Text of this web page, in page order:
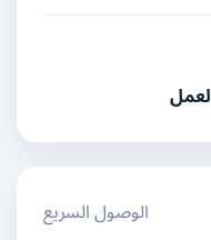
الوصول السريع